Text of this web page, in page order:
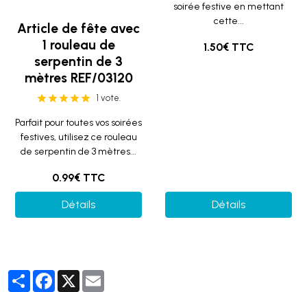
Article de fête avec
1 rouleau de
serpentin de 3
mètres REF/03120
1 vote.
Parfait pour toutes vos soirées
festives, utilisez ce rouleau
de serpentin de 3 mètres...
0.99€ TTC
Détails
soirée festive en mettant
cette...
1.50€ TTC
Détails
PartagerFacebook
X